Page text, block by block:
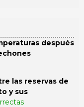
después
las reservas de
y sus